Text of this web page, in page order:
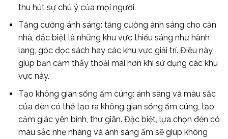
thu hút sự chú ý của mọi người.
Tăng cường ánh sáng: tăng cường ánh sáng cho căn
nhà, đặc biệt là những khu vực thiếu sáng như hành
lang, góc đọc sách hay các khu vực giải trí. Điều này
giúp bạn cảm thấy thoải mái hơn khi sử dụng các khu
vực này.
Tạo không gian sống ấm cúng: ánh sáng và màu sắc
của đèn có thể tạo ra không gian sống ấm cúng, tạo
cảm giác yên bình, thư giãn. Đặc biệt, lựa chọn đèn có
màu sắc nhẹ nhàng và ánh sáng ấm sẽ giúp không